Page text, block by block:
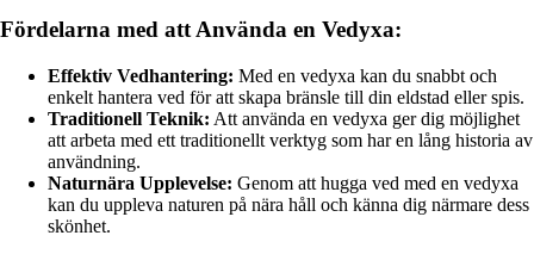
Fördelarna med att Använda en Vedyxa:
Effektiv Vedhantering: Med en vedyxa kan du snabbt och
enkelt hantera ved för att skapa bränsle till din eldstad eller spis.
Traditionell Teknik: Att använda en vedyxa ger dig möjlighet
att arbeta med ett traditionellt verktyg som har en lång historia av
användning.
Naturnära Upplevelse: Genom att hugga ved med en vedyxa
kan du uppleva naturen på nära håll och känna dig närmare dess
skönhet.